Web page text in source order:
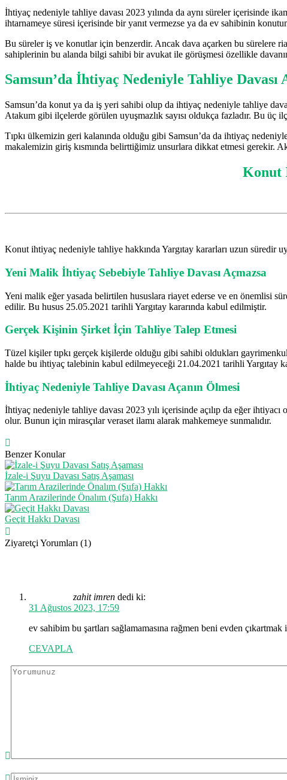
İhtiyaç nedeniyle tahliye davası 2023 yılında da aynı süreler içerisinde
ihtarnameye süresi içerisinde bir yanıt vermezse ya da ev sahibinin
Bu süreler iş ve konutlar için benzerdir. Ancak dava açarken bu sürelere
sahiplerinin bu alanda bilgi sahibi bir avukat ile görüşmesi özellikle
Samsun’da İhtiyaç Nedeniyle Tahliye Davası
Samsun’da konut ya da iş yeri sahibi olup da ihtiyaç nedeniyle tahliye
Atakum gibi ilçelerde görülen uyuşmazlık sayısı oldukça fazladır. Bu üç
Tıpkı ülkemizin geri kalanında olduğu gibi Samsun’da da ihtiyaç
makalemizin giriş kısmında belirttiğimiz unsurlara dikkat etmesi gerekir.
Konut
Konut ihtiyaç nedeniyle tahliye hakkında Yargıtay kararları uzun süredir
Yeni Malik İhtiyaç Sebebiyle Tahliye Davası Açmazsa
Yeni malik eğer yasada belirtilen hususlara riayet ederse ve en önemlisi
edilir. Bu husus 25.05.2021 tarihli Yargıtay kararında kabul edilmiştir.
Gerçek Kişinin Şirket İçin Tahliye Talep Etmesi
Tüzel kişiler tıpkı gerçek kişilerde olduğu gibi sahibi oldukları
halde bu ihtiyaç talebinin kabul edilmeyeceği 21.04.2021 tarihli Yargıtay
İhtiyaç Nedeniyle Tahliye Davası Açanın Ölmesi
İhtiyaç nedeniyle tahliye davası 2023 yılı içerisinde açılıp da eğer
olur. Bunun için mirasçılar veraset ilamı alarak mahkemeye sunmalıdır.
Benzer Konular
İzale-i Şuyu Davası Satış Aşaması
Tarım Arazilerinde Önalım (Şufa) Hakkı
Geçit Hakkı Davası
Ziyaretçi Yorumları (1)
zahit imren dedi ki:
31 Ağustos 2023, 17:59
ev sahibim bu şartları sağlamamasına rağmen beni evden
CEVAPLA